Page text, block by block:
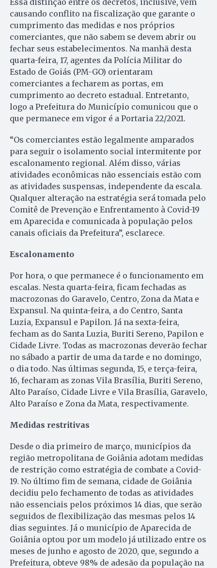
causando conflito na fiscalização que garante o
cumprimento das medidas e nos próprios
comerciantes, que não sabem se devem abrir ou
fechar seus estabelecimentos. Na manhã desta
quarta-feira, 17, agentes da Polícia Militar do
Estado de Goiás (PM-GO) orientaram
comerciantes a fecharem as portas, em
cumprimento ao decreto estadual. Entretanto,
logo a Prefeitura do Município comunicou que o
que permanece em vigor é a Portaria 22/2021.
“Os comerciantes estão legalmente amparados
para seguir o isolamento social intermitente por
escalonamento regional. Além disso, várias
atividades econômicas não essenciais estão com
as atividades suspensas, independente da escala.
Qualquer alteração na estratégia será tomada pelo
Comitê de Prevenção e Enfrentamento à Covid-19
em Aparecida e comunicada à população pelos
canais oficiais da Prefeitura”, esclarece.
Escalonamento
Por hora, o que permanece é o funcionamento em
escalas. Nesta quarta-feira, ficam fechadas as
macrozonas do Garavelo, Centro, Zona da Mata e
Expansul. Na quinta-feira, a do Centro, Santa
Luzia, Expansul e Papilon. Já na sexta-feira,
fecham as do Santa Luzia, Buriti Sereno, Papilon e
Cidade Livre. Todas as macrozonas deverão fechar
no sábado a partir de uma da tarde e no domingo,
o dia todo. Nas últimas segunda, 15, e terça-feira,
16, fecharam as zonas Vila Brasília, Buriti Sereno,
Alto Paraíso, Cidade Livre e Vila Brasília, Garavelo,
Alto Paraíso e Zona da Mata, respectivamente.
Medidas restritivas
Desde o dia primeiro de março, municípios da
região metropolitana de Goiânia adotam medidas
de restrição como estratégia de combate a Covid-
19. No último fim de semana, cidade de Goiânia
decidiu pelo fechamento de todas as atividades
não essenciais pelos próximos 14 dias, que serão
seguidos de flexibilização das mesmas pelos 14
dias seguintes. Já o município de Aparecida de
Goiânia optou por um modelo já utilizado entre os
meses de junho e agosto de 2020, que, segundo a
Prefeitura, obteve 98% de adesão da população na